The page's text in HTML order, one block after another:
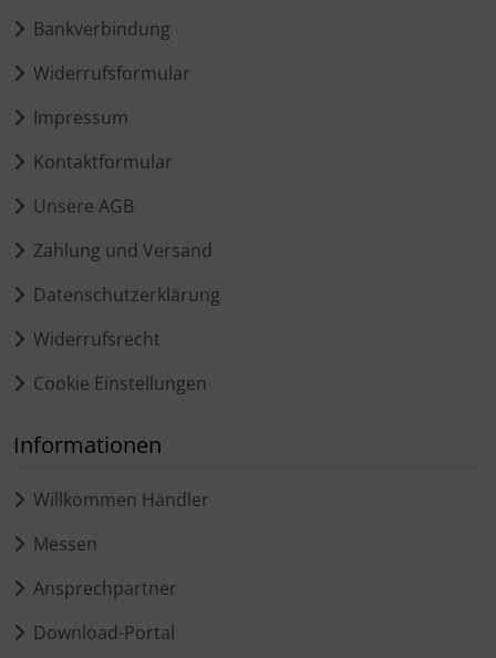
Bankverbindung
Widerrufsformular
Impressum
Kontaktformular
Unsere AGB
Zahlung und Versand
Datenschutzerklärung
Widerrufsrecht
Cookie Einstellungen
Informationen
Willkommen Händler
Messen
Ansprechpartner
Download-Portal